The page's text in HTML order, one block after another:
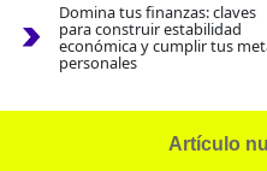
Domina tus finanzas: claves
para construir estabilidad
económica y cumplir tus
personales
Artículo